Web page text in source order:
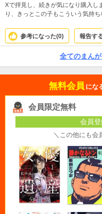
Xで拝見し、続きが気になり購入し
り、きっとこの子もこういう気持
た。 この漫画に出会えて、よりこ
も何度も読み返そうと思います。
参考になった(0) 報告す
全てのまん
無料会員 にな
会員限定無料
会員
＼この他にも会